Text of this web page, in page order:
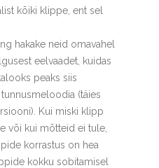
kõiki klippe, ent sel
hakake neid omavahel
eelvaadet, kuidas
peaks siis
(täies
Kui miski klipp
või kui mõtteid ei tule,
korrastus on hea
kokku sobitamisel